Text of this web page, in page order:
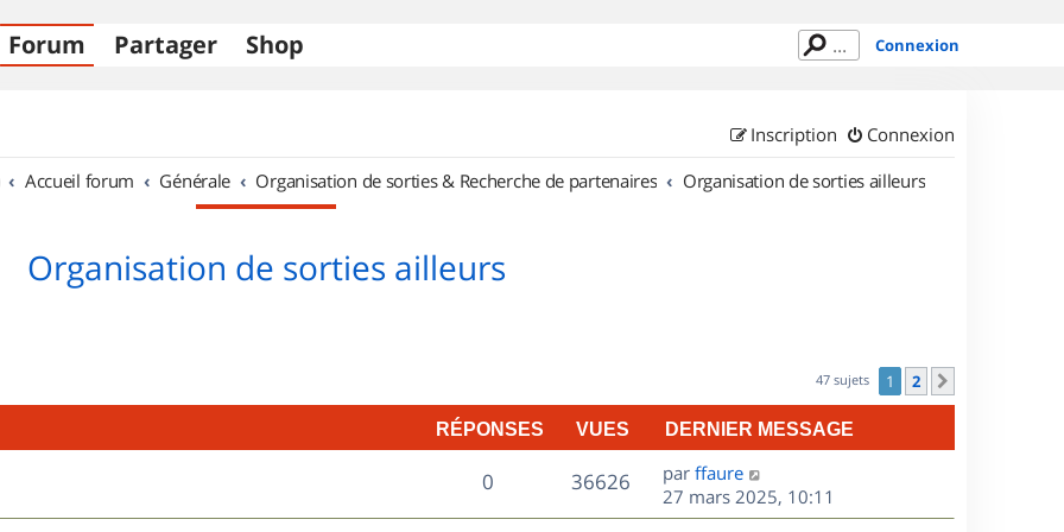
Forum Partager Shop Connexion
Connexion
Inscription
Accueil forum Générale Organisation de sorties & Recherche de partenaires Organisation de sorties ailleurs
Organisation de sorties ailleurs
47 sujets 1 2
RÉPONSES VUES DERNIER MESSAGE
0R
é
36626V
u
D
e
r
par ffaure
27 mars 2025, 10:11